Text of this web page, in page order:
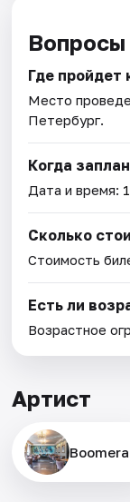
Вопросы
Где пройдет
Место
Петербург.
Когда
Дата и время:
Сколько
Стоимость
Есть ли
Возрастное
Артист